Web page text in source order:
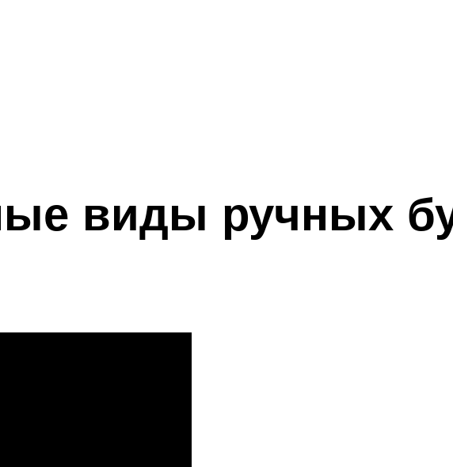
виды ручных